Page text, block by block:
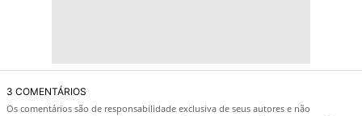
3 COMENTÁRIOS
Os comentários são de responsabilidade exclusiva de seus autores e não